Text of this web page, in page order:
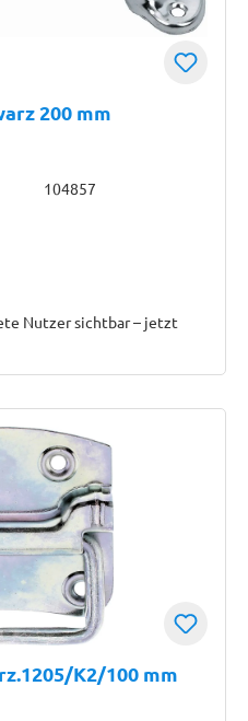
200 mm
104857
Nutzer sichtbar – jetzt
K2/100 mm